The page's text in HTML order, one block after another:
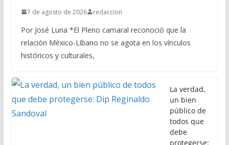
7 de agosto de 2026 redaccion
Por José Luna *El Pleno camaral reconoció que la
relación México-Líbano no se agota en los vínculos
históricos y culturales,
La verdad,
un bien
público de
todos que
debe
protegerse: